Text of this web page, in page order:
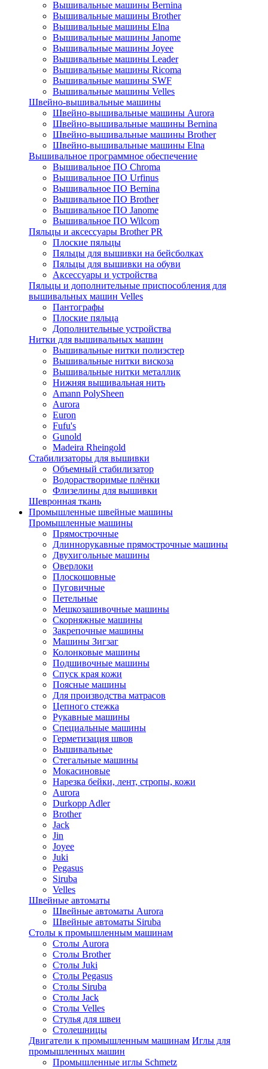
Вышивальные машины Bernina
Вышивальные машины Brother
Вышивальные машины Elna
Вышивальные машины Janome
Вышивальные машины Joyee
Вышивальные машины Leader
Вышивальные машины Ricoma
Вышивальные машины SWF
Вышивальные машины Velles
Швейно-вышивальные машины
Швейно-вышивальные машины Aurora
Швейно-вышивальные машины Bernina
Швейно-вышивальные машины Brother
Швейно-вышивальные машины Elna
Вышивальное программное обеспечение
Вышивальное ПО Chroma
Вышивальное ПО Urfinus
Вышивальное ПО Bernina
Вышивальное ПО Brother
Вышивальное ПО Janome
Вышивальное ПО Wilcom
Пяльцы и аксессуары Brother PR
Плоские пяльцы
Пяльцы для вышивки на бейсболках
Пяльцы для вышивки на обуви
Аксессуары и устройства
Пяльцы и дополнительные приспособления для
вышивальных машин Velles
Пантографы
Плоские пяльца
Дополнительные устройства
Нитки для вышивальных машин
Вышивальные нитки полиэстер
Вышивальные нитки вискоза
Вышивальные нитки металлик
Нижняя вышивальная нить
Amann PolySheen
Aurora
Euron
Fufu's
Gunold
Madeira Rheingold
Стабилизаторы для вышивки
Объемный стабилизатор
Водорастворимые плёнки
Флизелины для вышивки
Шевронная ткань
Промышленные швейные машины
Промышленные машины
Прямострочные
Длиннорукавные прямострочные машины
Двухигольные машины
Оверлоки
Плоскошовные
Пуговичные
Петельные
Мешкозашивочные машины
Скорняжные машины
Закрепочные машины
Машины Зигзаг
Колонковые машины
Подшивочные машины
Спуск края кожи
Поясные машины
Для производства матрасов
Цепного стежка
Рукавные машины
Специальные машины
Герметизация швов
Вышивальные
Стегальные машины
Мокасиновые
Нарезка бейки, лент, стропы, кожи
Aurora
Durkopp Adler
Brother
Jack
Jin
Joyee
Juki
Pegasus
Siruba
Velles
Швейные автоматы
Швейные автоматы Aurora
Швейные автоматы Siruba
Столы к промышленным машинам
Столы Aurora
Столы Brother
Столы Juki
Столы Pegasus
Столы Siruba
Столы Jack
Столы Velles
Стулья для швеи
Столешницы
Двигатели к промышленным машинам Иглы для
промышленных машин
Промышленные иглы Schmetz